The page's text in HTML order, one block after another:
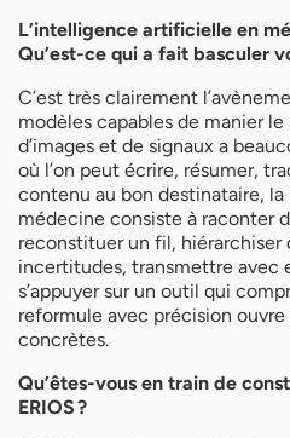
L’intelligence artificielle en
Qu’est-ce qui a fait basculer
C’est très clairement
modèles capables de manier le
d’images et de signaux a
où l’on peut écrire, résumer,
contenu au bon destinataire, la
médecine consiste à raconter
reconstituer un fil, hiérarchiser
incertitudes, transmettre avec
s’appuyer sur un outil qui
reformule avec précision
concrètes.
Qu’êtes-vous en train de
ERIOS ?